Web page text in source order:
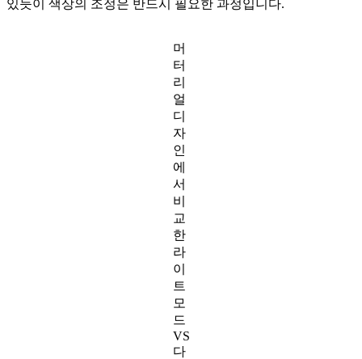
있듯이 색상의 조정은 반드시 필요한 과정입니다.
머
터
리
얼
디
자
인
에
서
비
교
한
라
이
트
모
드
VS
다